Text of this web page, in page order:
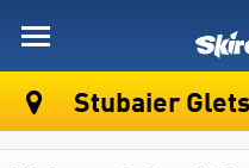
Stubaier